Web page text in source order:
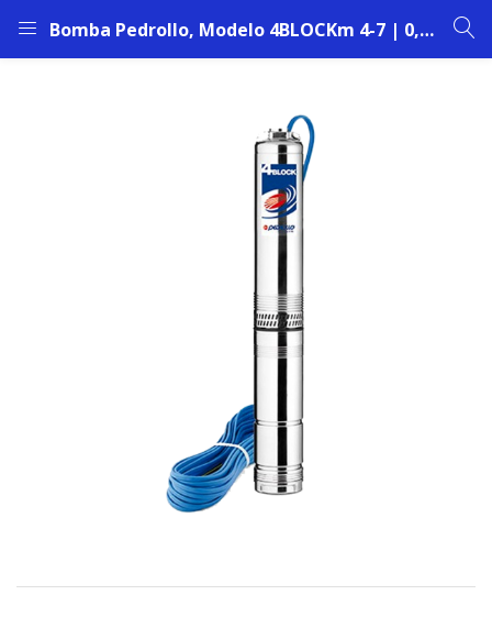
Bomba Pedrollo, Modelo 4BLOCKm 4-7 | 0,75 HP | 220 V | 4,3 Amp | 1 ¼” | (7 Etapas)